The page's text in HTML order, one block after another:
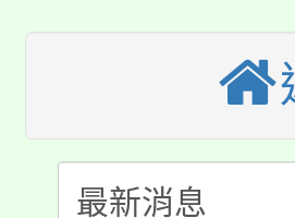
視費優惠，
半價優惠
者。
大園自造教
份教師增能
大溪自造
份教師研習
淨零綠生活
會
115年食農